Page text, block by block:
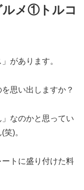
ルメ①トルコ
があります。
思い出しますか？
なのかと思ってい
)。
トに盛り付けた料